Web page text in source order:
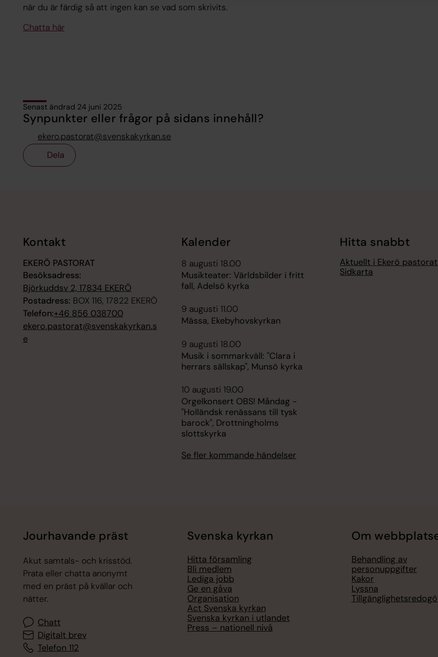
när du är färdig så att ingen kan se vad som skrivits.
Chatta här
Senast ändrad 24 juni 2025
Synpunkter eller frågor på sidans innehåll?
ekero.pastorat@svenskakyrkan.se
Dela
Kontakt
EKERÖ PASTORAT
Besöksadress:
Björkuddsv 2, 17834 EKERÖ
Postadress: BOX 116, 17822 EKERÖ
Telefon:+46 856 038700
ekero.pastorat@svenskakyrkan.s
e
Kalender
8 augusti 18.00
Musikteater: Världsbilder i fritt
fall, Adelsö kyrka
9 augusti 11.00
Mässa, Ekebyhovskyrkan
9 augusti 18.00
Musik i sommarkväll: "Clara i
herrars sällskap", Munsö kyrka
10 augusti 19.00
Orgelkonsert OBS! Måndag -
"Holländsk renässans till tysk
barock", Drottningholms
slottskyrka
Se fler kommande händelser
Hitta snabbt
Aktuellt i Ekerö pastorat
Sidkarta
Jourhavande präst
Akut samtals- och krisstöd.
Prata eller chatta anonymt
med en präst på kvällar och
nätter.
Chatt
Digitalt brev
Telefon 112
Svenska kyrkan
Hitta församling
Bli medlem
Lediga jobb
Ge en gåva
Organisation
Act Svenska kyrkan
Svenska kyrkan i utlandet
Press – nationell nivå
Om
Behandling av
personuppgifter
Kakor
Lyssna